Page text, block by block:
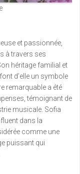
et passionnée,
à travers ses
héritage familial et
d’elle un symbole
remarquable a été
témoignant de
musicale. Sofia
dans la
comme une
puissant qui